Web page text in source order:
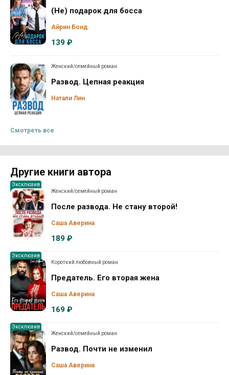
(Не) подарок для босса
Айрин Бонд
139 ₽
Женский/семейный роман
Развод. Цепная реакция
Натали Лин
Смотреть все
Другие книги автора
Эксклюзив
Женский/семейный роман
После развода. Не стану второй!
Саша Аверина
189 ₽
Эксклюзив
Короткий любовный роман
Предатель. Его вторая жена
Саша Аверина
169 ₽
Эксклюзив
Женский/семейный роман
Развод. Почти не изменил
Саша Аверина